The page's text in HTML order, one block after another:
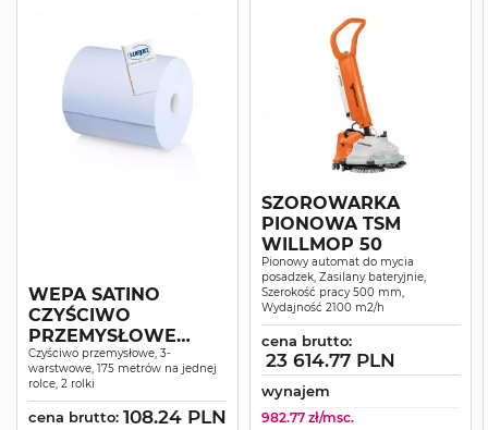
WEPA SATINO
CZYŚCIWO
PRZEMYSŁOWE
COMFORT
NIEBIESKIE
RECYKLING 3W 175M
A2
Czyściwo przemysłowe, 3-
warstwowe, 175 metrów na jednej
rolce, 2 rolki
cena brutto: 108.24 PLN
SZOROWARKA
PIONOWA TSM
WILLMOP 50
Pionowy automat do mycia
posadzek, Zasilany bateryjnie,
Szerokość pracy 500 mm,
Wydajność 2100 m2/h
cena brutto:
23 614.77 PLN
wynajem
982.77 zł/msc.